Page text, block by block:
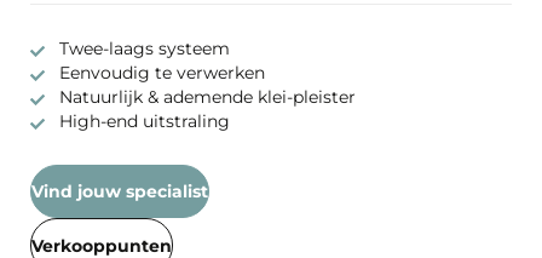
Twee-laags systeem
Eenvoudig te verwerken
Natuurlijk & ademende klei-pleister
High-end uitstraling
Vind jouw specialist
Verkooppunten